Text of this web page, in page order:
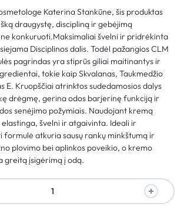
Katerina Stankūne, šis produktas
draugystę, discipliną ir gebėjimą
konkuruoti.Maksimaliai švelni ir pridrėkinta
Disciplinos dalis. Todėl pažangios CLM
pagrindas yra stiprūs giliai maitinantys ir
tokie kaip Skvalanas, Taukmedžio
E. Kruopščiai atrinktos sudedamosios dalys
drėgmę, gerina odos barjerinę funkciją ir
senėjimo požymiais. Naudojant kremą
švelni ir atgaivinta. Ideali ir
formulė atkuria sausų rankų minkštumą ir
plovimo bei aplinkos poveikio, o kremo
greitą įsigėrimą į odą.